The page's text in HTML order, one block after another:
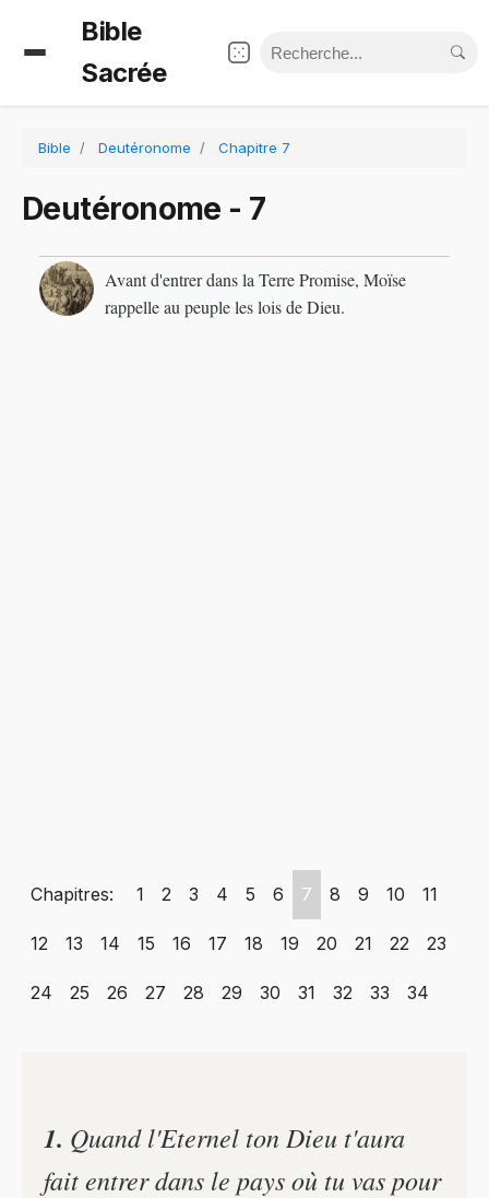
Bible
Sacrée
Bible Deutéronome Chapitre 7
Deutéronome - 7
Avant d'entrer dans la Terre Promise, Moïse
rappelle au peuple les lois de Dieu.
Chapitres: 1 2 3 4 5 6 7 8 9 10 11
12 13 14 15 16 17 18 19 20 21 22 23
24 25 26 27 28 29 30 31 32 33 34
1. Quand l'Eternel ton Dieu t'aura
fait entrer dans le pays où tu vas pour